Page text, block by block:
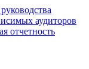
аудиторов
отчетность